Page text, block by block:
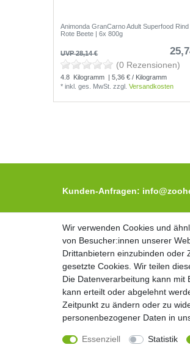
Animonda GranCarno Adult Superfood Rind
Rote Beete | 6x 800g
UVP 28,14 €
(0 Rezensionen)
4.8 Kilogramm | 5,36 € / Kilogramm
*inkl. ges. MwSt. zzgl.Versandkosten
Kunden-Anfragen:
Über uns
Zahlung und Versand
Retouren
Zooheld Blog
Wir verwenden Cookies und
von Besucher:innen unserer
Drittanbietern einzubinden oder
gesetzte Cookies. Wir teilen
Die Datenverarbeitung kann mit
kann erteilt oder abgelehnt
Zeitpunkt zu ändern oder zu
personenbezogener Daten in
Essenziell Statistik
Wir verwenden Cookies und
von Besucher:innen unserer
Drittanbietern einzubinden oder
gesetzte Cookies. Wir teilen
Die Datenverarbeitung kann mit
kann erteilt oder abgelehnt
Zeitpunkt zu ändern oder zu
personenbezogener Daten in
Essenziell Statistik